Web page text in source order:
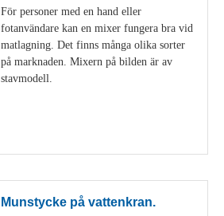
För personer med en hand eller
fotanvändare kan en mixer fungera bra vid
matlagning. Det finns många olika sorter
på marknaden. Mixern på bilden är av
stavmodell.
Munstycke på vattenkran.